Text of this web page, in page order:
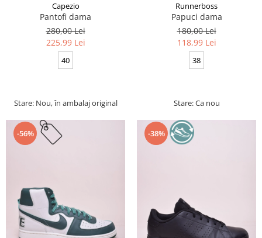
Capezio
Pantofi dama
280,00 Lei
225,99 Lei
40
Stare: Nou, în ambalaj original
Runnerboss
Papuci dama
180,00 Lei
118,99 Lei
38
Stare: Ca nou
-56% -38%